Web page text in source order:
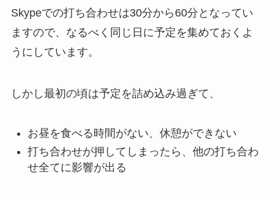
Skypeでの打ち合わせは30分から60分となってい
ますので、なるべく同じ日に予定を集めておくよ
うにしています。
しかし最初の頃は予定を詰め込み過ぎて、
お昼を食べる時間がない、休憩ができない
打ち合わせが押してしまったら、他の打ち合わ
せ全てに影響が出る